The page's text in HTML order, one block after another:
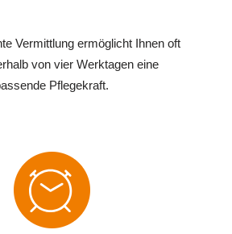
Vermittlung ermöglicht Ihnen oft
von vier Werktagen eine
Pflegekraft.